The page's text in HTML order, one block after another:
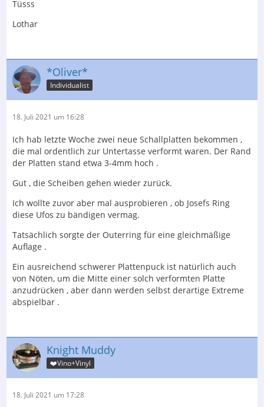
Tüsss
Lothar
*Oliver*
Individualist
18. Juli 2021 um 16:28
Ich hab letzte Woche zwei neue Schallplatten bekommen ,
die mal ordentlich zur Untertasse verformt waren. Der Rand
der Platten stand etwa 3-4mm hoch .
Gut , die Scheiben gehen wieder zurück.
Ich wollte zuvor aber mal ausprobieren , ob Josefs Ring
diese Ufos zu bändigen vermag.
Tatsächlich sorgte der Outerring für eine gleichmäßige
Auflage .
Ein ausreichend schwerer Plattenpuck ist natürlich auch
von Nöten, um die Mitte einer solch verformten Platte
anzudrücken , aber dann werden selbst derartige Extreme
abspielbar .
Knight Muddy
❤️Vino+Vinyl
18. Juli 2021 um 17:28